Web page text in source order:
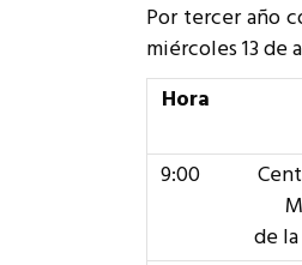
Por tercer año
miércoles 13 de
Hora
9:00
de